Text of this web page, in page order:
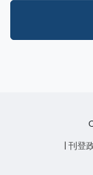
| 刊登